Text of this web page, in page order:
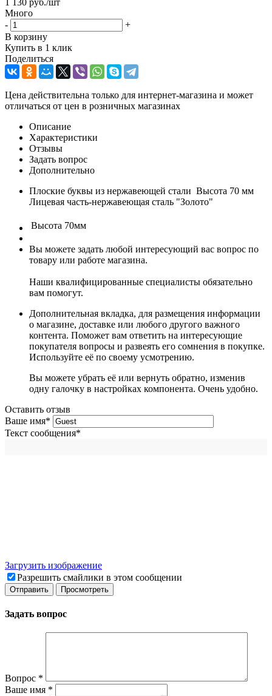
Много
-
+
В корзину
Купить в 1 клик
Поделиться
Цена действительна только для интернет-магазина и может
отличаться от цен в розничных магазинах
Описание
Характеристики
Отзывы
Задать вопрос
Дополнительно
Плоские буквы из нержавеющей стали Высота 70 мм
Лицевая часть-нержавеющая сталь "Золото"
Высота 70мм
Вы можете задать любой интересующий вас вопрос по
товару или работе магазина.
Наши квалифицированные специалисты обязательно
вам помогут.
Дополнительная вкладка, для размещения информации
о магазине, доставке или любого другого важного
контента. Поможет вам ответить на интересующие
покупателя вопросы и развеять его сомнения в покупке.
Используйте её по своему усмотрению.
Вы можете убрать её или вернуть обратно, изменив
одну галочку в настройках компонента. Очень удобно.
Оставить отзыв
Ваше имя*
Текст сообщения*
Загрузить изображение
Разрешить смайлики в этом сообщении
Задать вопрос
Вопрос *
Ваше имя *